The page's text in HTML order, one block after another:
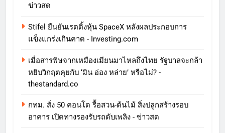
ข่าวสด
Stifel ยืนยันเรตติ้งหุ้น SpaceX หลังผลประกอบการ
แข็งแกร่งเกินคาด - Investing.com
เมื่อสารพิษจากเหมืองเมียนมาไหลถึงไทย รัฐบาลจะกล้า
หยิบวิกฤตคุยกับ ‘มิน อ่อง หล่าย’ หรือไม่? -
thestandard.co
กทม. สั่ง 50 คอนโด รื้อสวน-ต้นไม้ สิ่งปลูกสร้างรอบ
อาคาร เปิดทางรองรับรถดับเพลิง - ข่าวสด